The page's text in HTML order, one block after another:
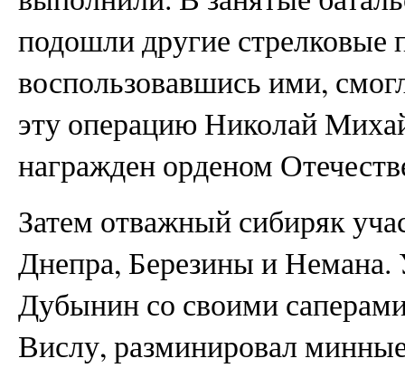
подошли другие стрелковые
воспользовавшись ими,
эту операцию Николай
награжден орденом
Затем отважный сибиряк
Днепра, Березины и
Дубынин со своими
Вислу, разминировал